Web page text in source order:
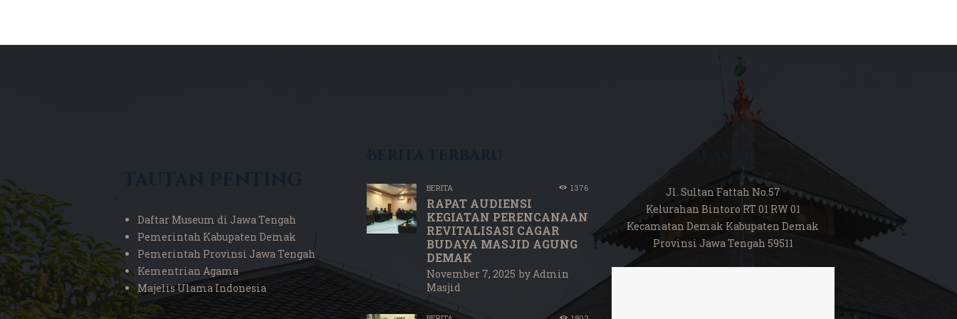
Daftar Museum di Jawa Tengah
Pemerintah Kabupaten Demak
Pemerintah Provinsi Jawa Tengah
Kementrian Agama
Majelis Ulama Indonesia
BERITA 1376
RAPAT AUDIENSI
KEGIATAN PERENCANAAN
REVITALISASI CAGAR
BUDAYA MASJID AGUNG
DEMAK
November 7, 2025 byAdmin
Masjid
Alamat
Jl. Sultan Fattah No.57
Kelurahan Bintoro RT 01 RW 01
Kecamatan Demak Kabupaten Demak
Provinsi Jawa Tengah 59511